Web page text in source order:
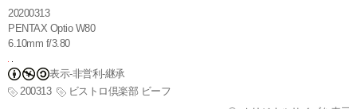
20200313
PENTAX Optio W80
6.10mm f/3.80
表示-非営利-継承
200313
ビストロ倶楽部 ビーフ